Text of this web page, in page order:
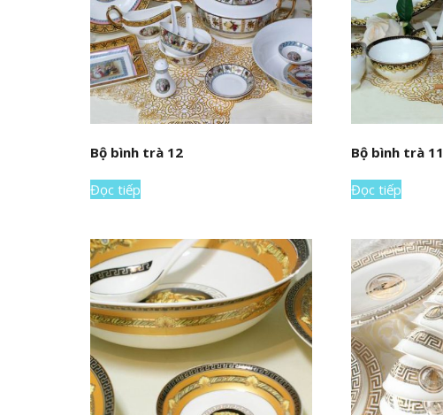
Bộ bình trà 12
Đọc tiếp
Bộ bình trà 11
Đọc tiếp